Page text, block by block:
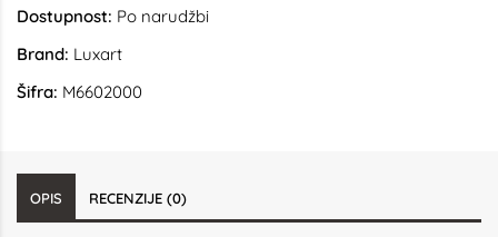
Dostupnost: Po narudžbi
Brand: Luxart
Šifra: M6602000
OPIS RECENZIJE (0)